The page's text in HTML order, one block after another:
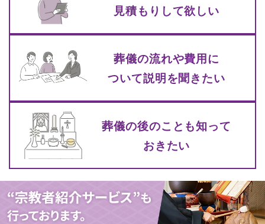
⾒積もりして欲しい
葬儀の流れや費⽤に
ついて説明を聞きたい
葬儀の後のことも知って
おきたい